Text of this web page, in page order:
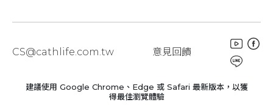
CS@cathlife.com.tw 意見回饋
建議使用 Google Chrome、Edge 或 Safari 最新版本，以獲
得最佳瀏覽體驗